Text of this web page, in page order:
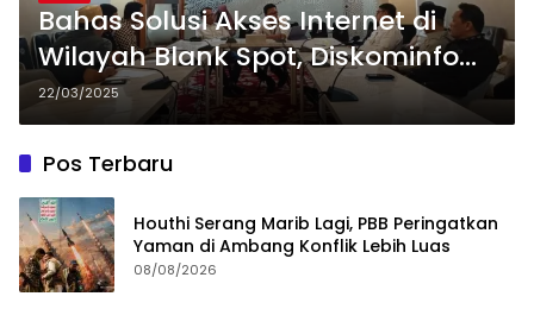
Bahas Solusi Akses Internet di
Wilayah Blank Spot, Diskominfo
SP Sulsel Terima Kunjungan DPRD
Wajo
22/03/2025
Pos Terbaru
Houthi Serang Marib Lagi, PBB Peringatkan
Yaman di Ambang Konflik Lebih Luas
08/08/2026